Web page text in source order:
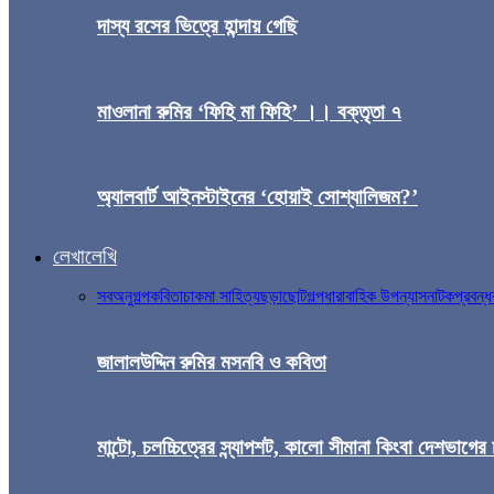
দাস্য রসের ভিত্রে হান্দায় গেছি
মাওলানা রুমির ‘ফিহি মা ফিহি’ ।। বক্তৃতা ৭
অ্যালবার্ট আইনস্টাইনের ‘হোয়াই সোশ্যালিজম?’
লেখালেখি
সবঅনুগল্পকবিতাচাকমা সাহিত্যছড়াছোটগল্পধারাবাহিক উপন্যাসনাটকপ্রবন্ধ
জালালউদ্দিন রুমির মসনবি ও কবিতা
মান্টো, চলচ্চিত্রের স্ন্যাপশট, কালো সীমানা কিংবা দেশভাগের